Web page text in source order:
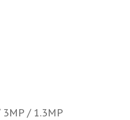
/ 1.3MP